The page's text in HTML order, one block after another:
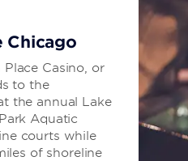
Chicago
Casino, or
to the
the annual Lake
Aquatic
courts while
of shoreline